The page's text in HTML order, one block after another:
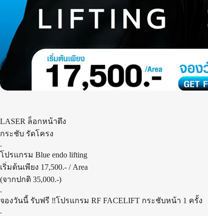
LASER ล็อกหน้าตึง
กระชับ รัดโครง
.
โปรแกรม Blue endo lifting
เริ่มต้นเพียง 17,500.- / Area
(จากปกติ 35,000.-)
.
จองวันนี้ รับฟรี ‼️โปรแกรม RF FACELIFT กระชับหน้า 1 ครั้ง
.